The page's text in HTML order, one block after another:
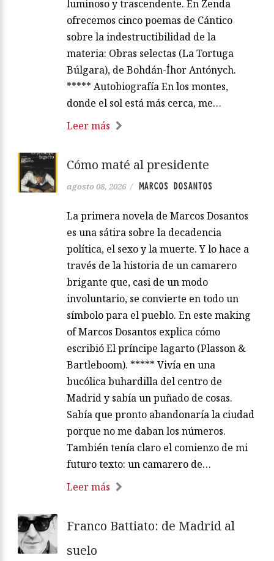
luminoso y trascendente. En Zenda
ofrecemos cinco poemas de Cántico
sobre la indestructibilidad de la
materia: Obras selectas (La Tortuga
Búlgara), de Bohdán-Íhor Antónych.
***** Autobiografía En los montes,
donde el sol está más cerca, me…
Leer más
Cómo maté al presidente
agosto 08, 2026 / MARCOS DOSANTOS
La primera novela de Marcos Dosantos
es una sátira sobre la decadencia
política, el sexo y la muerte. Y lo hace a
través de la historia de un camarero
brigante que, casi de un modo
involuntario, se convierte en todo un
símbolo para el pueblo. En este making
of Marcos Dosantos explica cómo
escribió El príncipe lagarto (Plasson &
Bartleboom). ***** Vivía en una
bucólica buhardilla del centro de
Madrid y sabía un puñado de cosas.
Sabía que pronto abandonaría la ciudad
porque no me daban los números.
También tenía claro el comienzo de mi
futuro texto: un camarero de…
Leer más
Franco Battiato: de Madrid al
suelo